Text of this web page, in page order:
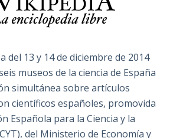
del 13 y 14 de diciembre de 2014
museos de la ciencia de España
simultánea sobre artículos
científicos españoles, promovida
Española para la Ciencia y la
del Ministerio de Economía y